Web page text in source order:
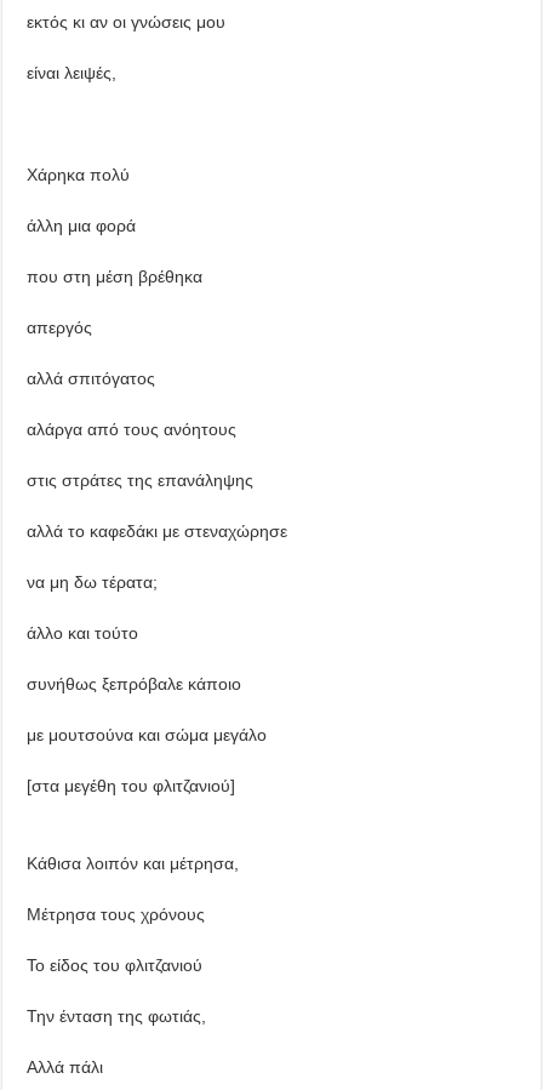
εκτός κι αν οι γνώσεις μου
είναι λειψές,
Χάρηκα πολύ
άλλη μια φορά
που στη μέση βρέθηκα
απεργός
αλλά σπιτόγατος
αλάργα από τους ανόητους
στις στράτες της επανάληψης
αλλά το καφεδάκι με στεναχώρησε
να μη δω τέρατα;
άλλο και τούτο
συνήθως ξεπρόβαλε κάποιο
με μουτσούνα και σώμα μεγάλο
[στα μεγέθη του φλιτζανιού]
Κάθισαλοιπόν και μέτρησα,
Μέτρησα τους χρόνους
Το είδος του φλιτζανιού
Την ένταση της φωτιάς,
Αλλά πάλι